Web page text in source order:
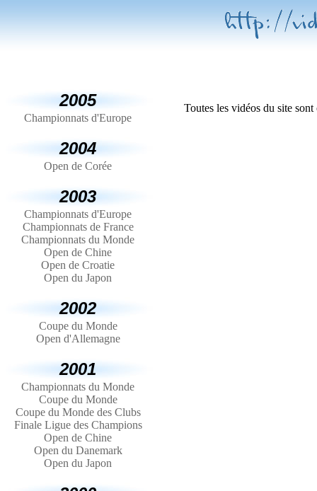
2005
Championnats d'Europe
2004
Open de Corée
2003
Championnats d'Europe
Championnats de France
Championnats du Monde
Open de Chine
Open de Croatie
Open du Japon
2002
Coupe du Monde
Open d'Allemagne
2001
Championnats du Monde
Coupe du Monde
Coupe du Monde des Clubs
Finale Ligue des Champions
Open de Chine
Open du Danemark
Open du Japon
Toutes les vidéos du site